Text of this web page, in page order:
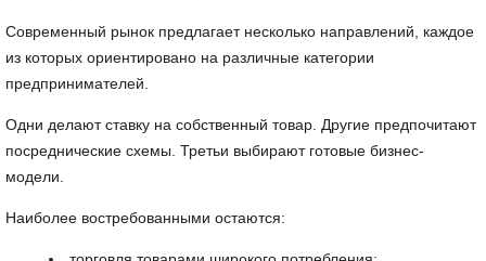
Современный рынок предлагает несколько направлений, каждое
из которых ориентировано на различные категории
предпринимателей.
Одни делают ставку на собственный товар. Другие предпочитают
посреднические схемы. Третьи выбирают готовые бизнес-
модели.
Наиболее востребованными остаются: